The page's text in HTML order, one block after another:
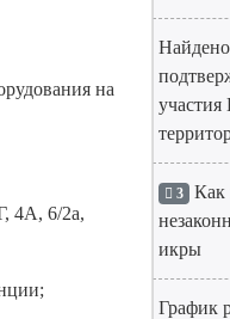
на
4А, 6/2а,
3 Как
икры
График